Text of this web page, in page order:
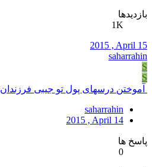
بازدیدها
1K
2015 , April 15
saharrahin
S
S
آموختن درسهای پول تو جیبی فرزندان
saharrahin
2015 , April 14
پاسخ ها
0